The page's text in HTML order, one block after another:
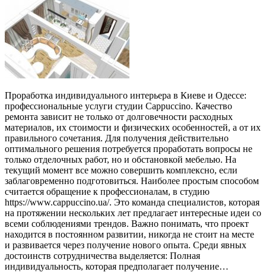
Проработка индивидуального интерьера в Киеве и Одессе:
профессиональные услуги студии Cappuccino. Качество
ремонта зависит не только от долговечности расходных
материалов, их стоимости и физических особенностей, а от их
правильного сочетания. Для получения действительно
оптимального решения потребуется проработать вопросы не
только отделочных работ, но и обстановкой мебелью. На
текущий момент все можно совершить комплексно, если
заблаговременно подготовиться. Наиболее простым способом
считается обращение к профессионалам, в студию
https://www.cappuccino.ua/. Это команда специалистов, которая
на протяжении нескольких лет предлагает интересные идеи со
всеми соблюдениями трендов. Важно понимать, что проект
находится в постоянном развитии, никогда не стоит на месте
и развивается через получение нового опыта. Среди явных
достоинств сотрудничества выделяется: Полная
индивидуальность, которая предполагает получение…